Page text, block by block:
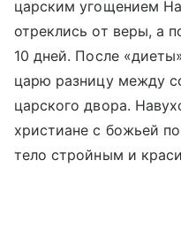
царским угощением
отреклись от веры, а
10 дней. После
царю разницу между
царского двора.
христиане с божьей
тело стройным и